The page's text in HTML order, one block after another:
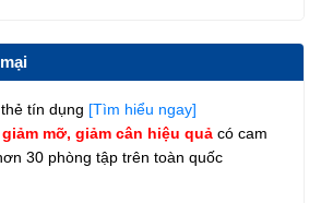
tín dụng [Tìm hiểu ngay]
mỡ, giảm cân hiệu quả có cam
30 phòng tập trên toàn quốc